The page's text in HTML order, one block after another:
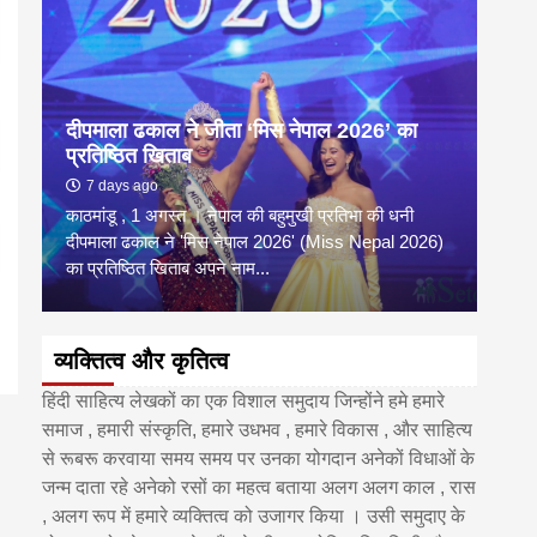
दीपमाला ढकाल ने जीता ‘मिस नेपाल 2026’ का
प्रतिष्ठित खिताब
7 days ago
काठमांडू , 1 अगस्त । नेपाल की बहुमुखी प्रतिभा की धनी
दीपमाला ढकाल ने 'मिस नेपाल 2026' (Miss Nepal 2026)
का प्रतिष्ठित खिताब अपने नाम...
व्यक्तित्व और कृतित्व
हिंदी साहित्य लेखकों का एक विशाल समुदाय जिन्होंने हमे हमारे
समाज , हमारी संस्कृति, हमारे उधभव , हमारे विकास , और साहित्य
से रूबरू करवाया समय समय पर उनका योगदान अनेकों विधाओं के
जन्म दाता रहे अनेको रसों का महत्व बताया अलग अलग काल , रास
, अलग रूप में हमारे व्यक्तित्व को उजागर किया । उसी समुदाए के